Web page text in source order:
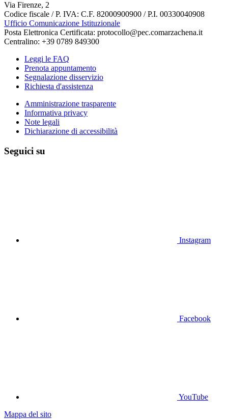
Via Firenze, 2
Codice fiscale / P. IVA: C.F. 82000900900 / P.I. 00330040908
Ufficio Comunicazione Istituzionale
Posta Elettronica Certificata: protocollo@pec.comarzachena.it
Centralino: +39 0789 849300
Leggi le FAQ
Prenota appuntamento
Segnalazione disservizio
Richiesta d'assistenza
Amministrazione trasparente
Informativa privacy
Note legali
Dichiarazione di accessibilità
Seguici su
Instagram
Facebook
YouTube
Mappa del sito